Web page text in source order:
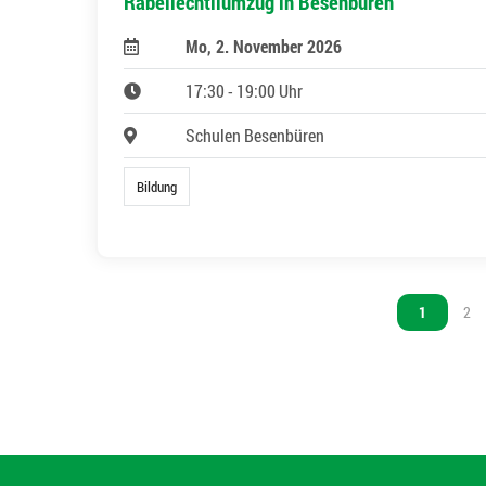
Mo, 2. November 2026
17:30 - 19:00 Uhr
Schulen Besenbüren
Bildung
Vous êtes
1 2